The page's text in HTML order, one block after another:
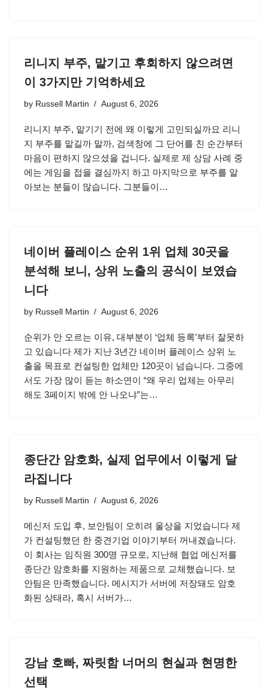
리니지 부주, 맡기고 후회하지 않으려면
이 3가지만 기억하세요
by Russell Martin August 6, 2026
리니지 부주, 맡기기 전에 왜 이렇게 고민되실까요 리니
지 부주를 맡길까 말까, 검색창에 그 단어를 친 순간부터
마음이 편하지 않으셨을 겁니다. 실제로 제 상담 사례 중
에는 게임을 접을 결심까지 하고 마지막으로 부주를 알
아보는 분들이 많습니다. 그분들이…
네이버 플레이스 순위 1위 업체 30곳을
분석해 보니, 상위 노출의 공식이 보였습
니다
by Russell Martin August 6, 2026
순위가 안 오르는 이유, 대부분이 ‘업체 등록’부터 잘못하
고 있습니다 제가 지난 3년간 네이버 플레이스 상위 노
출을 목표로 컨설팅한 업체만 120곳이 넘습니다. 그중에
서도 가장 많이 듣는 하소연이 “왜 우리 업체는 아무리
해도 3페이지 밖에 안 나오냐”는…
종단간 암호화, 실제 업무에서 이렇게 달
라집니다
by Russell Martin August 6, 2026
메신저 도입 후, 보안팀이 오히려 울상을 지었습니다 제
가 컨설팅했던 한 중견기업 이야기부터 꺼내겠습니다.
이 회사는 임직원 300명 규모로, 지난해 협업 메신저를
종단간 암호화를 지원하는 제품으로 교체했습니다. 보
안팀은 만족했습니다. 메시지가 서버에 저장돼도 암호
화된 상태라, 혹시 서버가…
강남 호빠, 짜릿함 너머의 현실과 현명한
선택